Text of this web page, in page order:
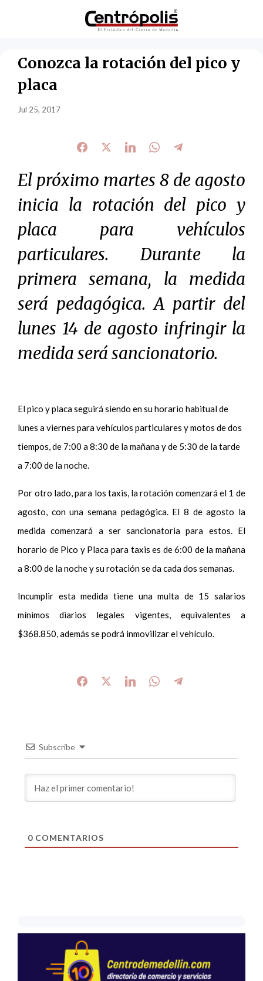
Conozca la rotación del pico y
placa
Jul 25, 2017
El próximo martes 8 de agosto
inicia la rotación del pico y
placa para vehículos
particulares. Durante la
primera semana, la medida
será pedagógica. A partir del
lunes 14 de agosto infringir la
medida será sancionatorio.
El pico y placa seguirá siendo en su horario habitual de
lunes a viernes para vehículos particulares y motos de dos
tiempos, de 7:00 a 8:30 de la mañana y de 5:30 de la tarde
a 7:00 de la noche.
Por otro lado, para los taxis, la rotación comenzará el 1 de
agosto, con una semana pedagógica. El 8 de agosto la
medida comenzará a ser sancionatoria para estos. El
horario de Pico y Placa para taxis es de 6:00 de la mañana
a 8:00 de la noche y su rotación se da cada dos semanas.
Incumplir esta medida tiene una multa de 15 salarios
mínimos diarios legales vigentes, equivalentes a
$368.850, además se podrá inmovilizar el vehículo.
Subscribe
0COMENTARIOS